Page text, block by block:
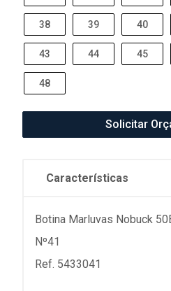
38 39 40
43 44 45
48
Solicitar
Características
Botina Marluvas Nobuck
Nº41
Ref. 5433041